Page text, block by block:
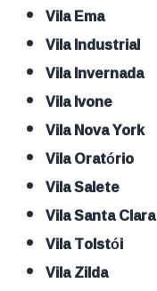
Vila Ema
Vila Industrial
Vila Invernada
Vila Ivone
Vila Nova York
Vila Oratório
Vila Salete
Vila Santa Clara
Vila Tolstói
Vila Zilda